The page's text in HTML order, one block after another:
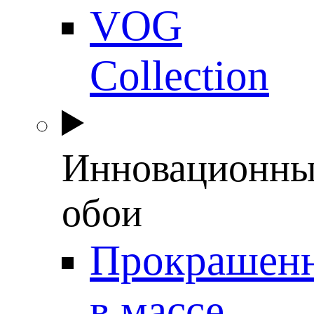
VOG
Collection
обои